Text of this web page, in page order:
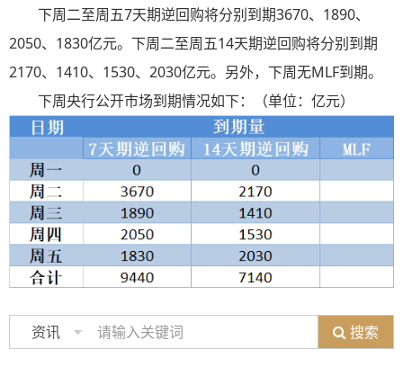
下周二至周五7天期逆回购将分别到期3670、1890、
2050、1830亿元。下周二至周五14天期逆回购将分别到期
2170、1410、1530、2030亿元。另外，下周无MLF到期。
下周央行公开市场到期情况如下：（单位：亿元）
资讯 搜索